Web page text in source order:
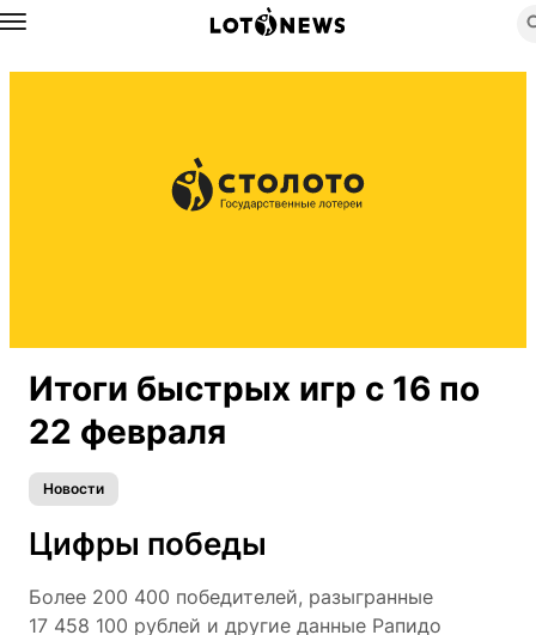
Назад
Итоги быстрых игр с 16 по
22 февраля
Новости
Цифры победы
Более 200 400 победителей, разыгранные
17 458 100 рублей и другие данные Рапидо